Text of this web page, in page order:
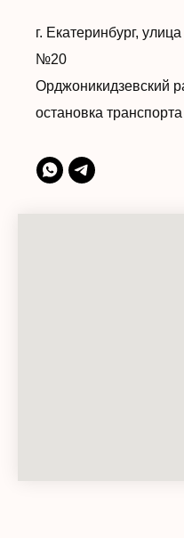
г. Екатеринбург,
№20
Орджоникидзевский
остановка